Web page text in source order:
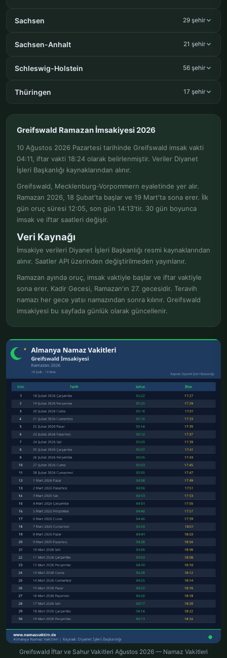
Sachsen 29 şehir
Sachsen-Anhalt 21 şehir
Schleswig-Holstein 56 şehir
Thüringen 17 şehir
Greifswald Ramazan İmsakiyesi 2026
10 Ağustos 2026 Pazartesi tarihinde Greifswald imsak vakti
04:11, iftar vakti 18:24 olarak belirlenmiştir. Veriler Diyanet
İşleri Başkanlığı kaynaklarından alınır.
Greifswald, Mecklenburg-Vorpommern eyaletinde yer alır.
Ramazan 2026, 18 Şubat'ta başlar ve 19 Mart'ta sona erer. İlk
gün oruç süresi 12:05, son gün 14:13'tir. 30 gün boyunca
imsak ve iftar saatleri değişir.
Veri Kaynağı
İmsakiye verileri Diyanet İşleri Başkanlığı resmi kaynaklarından
alınır. Saatler API üzerinden değiştirilmeden yayınlanır.
Ramazan ayında oruç, imsak vaktiyle başlar ve iftar vaktiyle
sona erer. Kadir Gecesi, Ramazan'ın 27. gecesidir. Teravih
namazı her gece yatsı namazından sonra kılınır. Greifswald
imsakiyesi bu sayfada günlük olarak güncellenir.
Greifswald İftar ve Sahur Vakitleri Ağustos 2026 — Namaz Vakitleri